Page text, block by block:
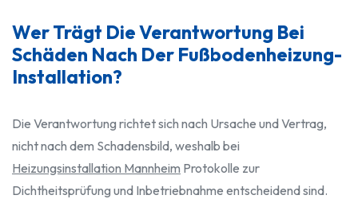
Wer Trägt Die Verantwortung Bei
Schäden Nach Der Fußbodenheizung-
Installation?
Die Verantwortung richtet sich nach Ursache und Vertrag,
nicht nach dem Schadensbild, weshalb bei
Heizungsinstallation Mannheim Protokolle zur
Dichtheitsprüfung und Inbetriebnahme entscheidend sind.